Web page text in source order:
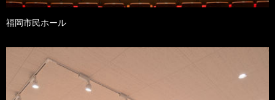
福岡市民ホール